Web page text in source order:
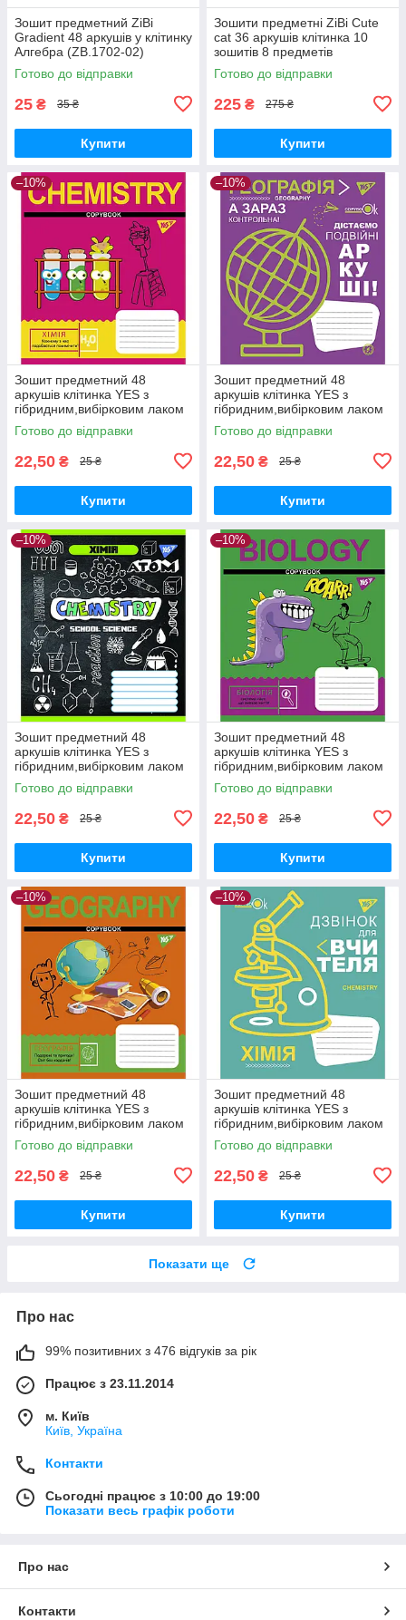
Зошит предметний ZiBi
Gradient 48 аркушів у клітинку
Алгебра (ZB.1702-02)
Готово до відправки
25 ₴ 35 ₴
Купити
Зошити предметні ZiBi Cute
cat 36 аркушів клітинка 10
зошитів 8 предметів
(ZB.1731-99)
Готово до відправки
225 ₴ 275 ₴
Купити
–10%
Зошит предметний 48
аркушів клітинка YES з
гібридним,вибірковим лаком
ХІМІЯ (Cool school subjects)
Готово до відправки
22,50 ₴ 25 ₴
Купити
–10%
Зошит предметний 48
аркушів клітинка YES з
гібридним,вибірковим лаком
ГЕОГРАФІЯ (Fun school
subjects)
Готово до відправки
22,50 ₴ 25 ₴
Купити
–10%
Зошит предметний 48
аркушів клітинка YES з
гібридним,вибірковим лаком
ХІМІЯ (Doodle board)
Готово до відправки
22,50 ₴ 25 ₴
Купити
–10%
Зошит предметний 48
аркушів клітинка YES з
гібридним,вибірковим лаком
БІОЛОГІЯ (Cool school
subjects)
Готово до відправки
22,50 ₴ 25 ₴
Купити
–10%
Зошит предметний 48
аркушів клітинка YES з
гібридним,вибірковим лаком
ГЕОГРАФІЯ (Cool school
subjects)
Готово до відправки
22,50 ₴ 25 ₴
Купити
–10%
Зошит предметний 48
аркушів клітинка YES з
гібридним,вибірковим лаком
ХІМІЯ (Fun school subjects)
Готово до відправки
22,50 ₴ 25 ₴
Купити
Показати ще
Про нас
99% позитивних з 476 відгуків за рік
Працює з 23.11.2014
м. Київ
Київ, Україна
Контакти
Сьогодні працює з 10:00 до 19:00
Показати весь графік роботи
Про нас
Контакти